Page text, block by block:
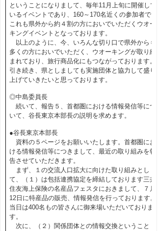
ということになりまして、毎年11月上旬に開催して
いるイベントであり、160～170名近くの参加者で、
これも県外から約４割の方においでいただくウオー
キングイベントとなっております。
以上のように、今、いろんな切り口で県外からも
多くの方においでいただく、ウオーキングが取り組
まれており、旅行商品化にもつながっております。
引き続き、県としましても実施団体と協力して盛り
上げていきたいと思っております。
◎中島委員長
続いて、報告５、首都圏における情報発信等につ
いて、谷長東京本部長の説明を求めます。
●谷長東京本部長
資料の５ページをお願いいたします。首都圏にお
ける情報発信等につきまして、最近の取り組みを報
告させていただきます。
まず、１の交流人口拡大に向けた取り組みとし
て、（１）は包括連携協定を締結しております三井
住友海上保険の名産品フェスタにおきまして、７月
12日に特産品の販売、情報発信を行っております。
当日は400名もの皆さんに御来場いただいておりま
す。
次に、（２）関係団体との情報交換ということ